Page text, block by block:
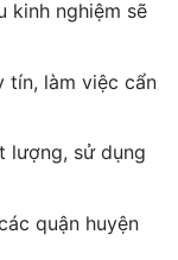
kinh nghiệm sẽ
tín, làm việc cẩn
lượng, sử dụng
quận huyện